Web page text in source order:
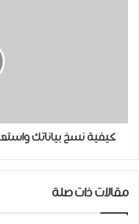
كيفية نسخ بياناتك
مقالات ذات صلة